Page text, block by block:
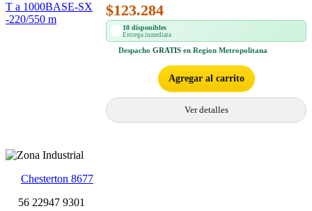
$123.284
10 disponibles
Entrega inmediata
Despacho GRATIS en Region Metropolitana
Agregar al carrito
Ver detalles
Chesterton 8677
56 22947 9301